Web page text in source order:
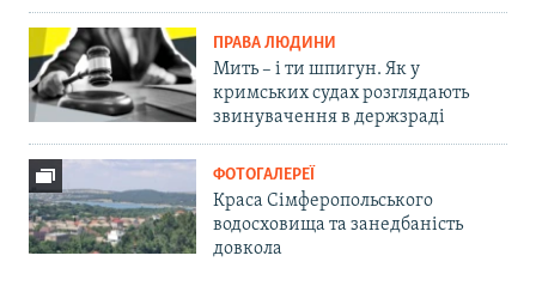
ПРАВА ЛЮДИНИ
Мить – і ти шпигун. Як у
кримських судах розглядають
звинувачення в держзраді
ФОТОГАЛЕРЕЇ
Краса Сімферопольського
водосховища та занедбаність
довкола